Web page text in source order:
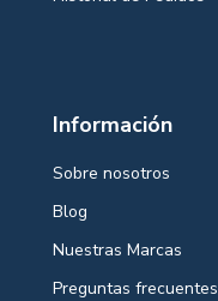
Información
Sobre nosotros
Blog
Nuestras Marcas
Preguntas frecuentes